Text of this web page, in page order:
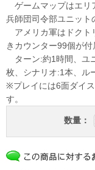
ゲームマップはエリ
兵師団司令部ユニット
アメリカ軍はドクト
きカウンター99個が付
ターン:約1時間、ユ
枚、シナリオ:1本、ル
※プレイには6面ダイ
す。
数量：